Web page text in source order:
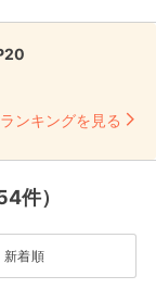
ンキングを見る
件）
新着順